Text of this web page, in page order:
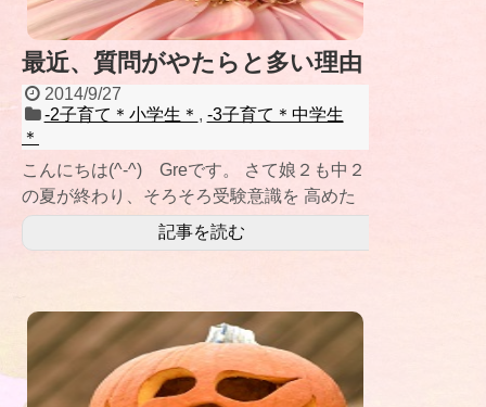
最近、質問がやたらと多い理由
2014/9/27
-2子育て＊小学生＊ , -3子育て＊中学生
＊
こんにちは(^-^) Greです。 さて娘２も中２
の夏が終わり、そろそろ受験意識を 高めた
いところ♡ といっても本人はやる
記事を読む